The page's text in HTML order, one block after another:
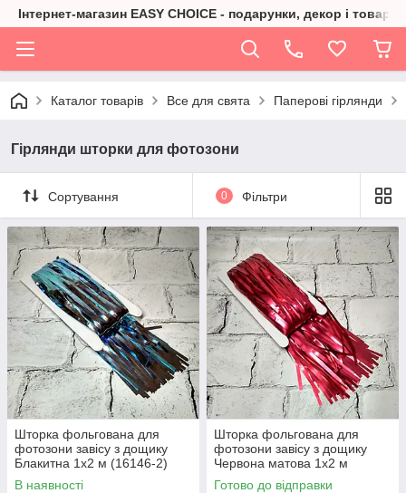
Інтернет-магазин EASY CHOICE - подарунки, декор і товари
Каталог товарів Все для свята Паперові гірлянди
Гірлянди шторки для фотозони
Сортування 0 Фільтри
Шторка фольгована для
фотозони завісу з дощику
Блакитна 1х2 м (16146-2)
В наявності
Шторка фольгована для
фотозони завісу з дощику
Червона матова 1х2 м
(16145-5-18-6)
Готово до відправки